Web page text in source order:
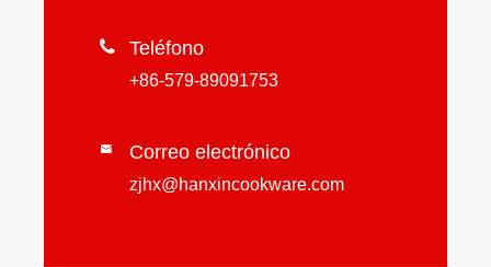
 Teléfono
+86-579-89091753
 Correo electrónico
zjhx@hanxincookware.com